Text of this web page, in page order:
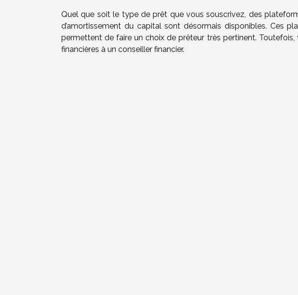
Quel que soit le type de prêt que vous souscrivez, des
d’amortissement du capital sont désormais disponibles. Ces
permettent de faire un choix de prêteur très pertinent.
financières à un conseiller financier.